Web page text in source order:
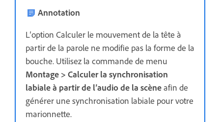
Annotation
L’option Calculer le mouvement de la tête à
partir de la parole ne modifie pas la forme de la
bouche. Utilisez la commande de menu
Montage > Calculer la synchronisation
labialeà partir de l’audio de la scèneafin de
générer une synchronisation labiale pour votre
marionnette.